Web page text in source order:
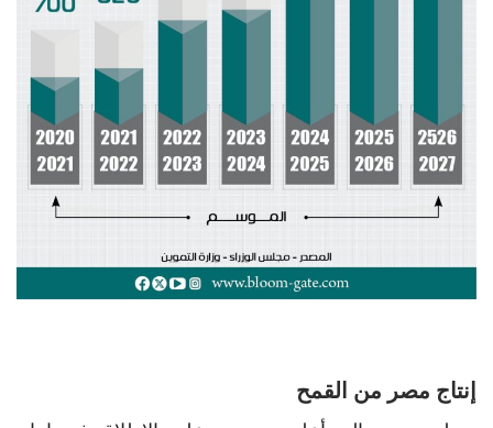
إنتاج مصر من القمح